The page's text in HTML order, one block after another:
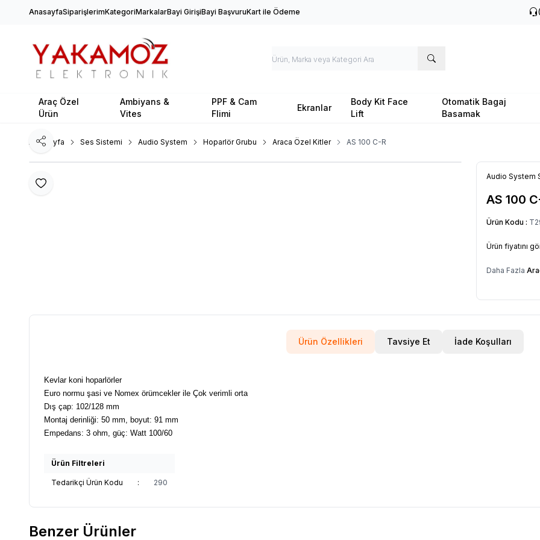
AnasayfaSiparişlerimKategoriMarkalarBayi GirişiBayi BaşvuruKart ile Ödeme
Araç Özel
Ürün
Ambiyans &
Vites
PPF & Cam
Flimi
Ekranlar
Body Kit Face
Lift
Otomatik Bagaj
Basamak
Ana Sayfa Ses Sistemi Audio System Hoparlör Grubu Araca Özel Kitler AS 100 C-R
Favoriye Ekle
Paylaş
Audio System
AS 100
Ürün Kodu :
Ürün fiyatını
Daha Fazla
Ürün Özellikleri Tavsiye Et İade Koşulları
Kevlar koni hoparlörler
Euro normu şasi ve Nomex örümcekler ile Çok verimli orta
Dış çap: 102/128 mm
Montaj derinliği: 50 mm, boyut: 91 mm
Empedans: 3 ohm, güç: Watt 100/60
Ürün Filtreleri
Tedarikçi Ürün Kodu : 290
Benzer Ürünler